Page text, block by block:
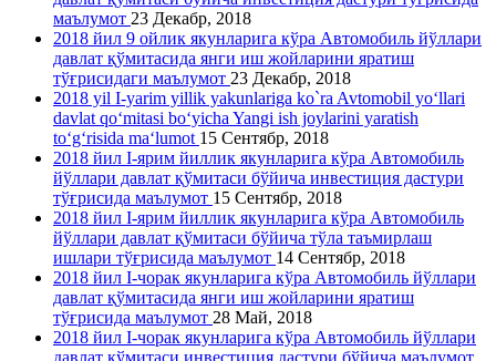
маълумот 23 Декабр, 2018
2018 йил 9 ойлик якунларига кўра Автомобиль йўллари
давлат қўмитасида янги иш жойларини яратиш
тўғрисидаги маълумот 23 Декабр, 2018
2018 yil I-yarim yillik yakunlariga ko`ra Avtomobil yo‘llari
davlat qo‘mitasi bo‘yicha Yangi ish joylarini yaratish
to‘g‘risida ma‘lumot 15 Сентябр, 2018
2018 йил I-ярим йиллик якунларига кўра Автомобиль
йўллари давлат қўмитаси бўйича инвестиция дастури
тўғрисида маълумот 15 Сентябр, 2018
2018 йил I-ярим йиллик якунларига кўра Автомобиль
йўллари давлат қўмитаси бўйича тўла таъмирлаш
ишлари тўғрисида маълумот 14 Сентябр, 2018
2018 йил I-чорак якунларига кўра Автомобиль йўллари
давлат қўмитасида янги иш жойларини яратиш
тўғрисида маълумот 28 Май, 2018
2018 йил I-чорак якунларига кўра Автомобиль йўллари